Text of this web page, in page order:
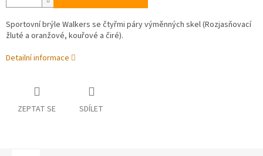
Sportovní brýle Walkers se čtyřmi páry výměnných skel (Rozjasňovací
žluté a oranžové, kouřové a čiré).
Detailní informace
ZEPTAT SE SDÍLET